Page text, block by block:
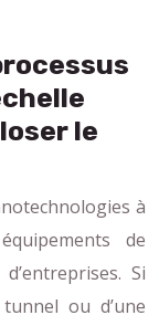
le
à
de
Si
ou d’une